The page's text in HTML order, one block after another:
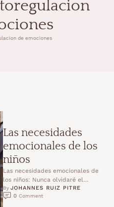
de emociones
Las necesidades
emocionales de los
niños
Las necesidades emocionales de
los niños: Nunca olvidaré el
hábito que comencé y que
marcó la mayor diferencia en los
By JOHANNES RUIZ PITRE
0 Comment